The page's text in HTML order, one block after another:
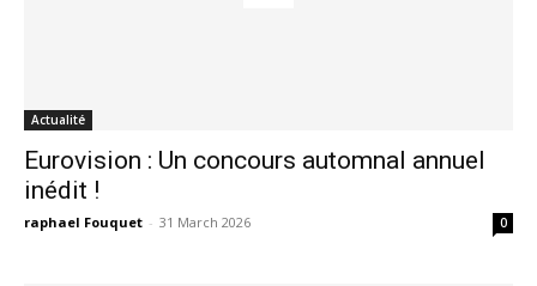
Actualité
Eurovision : Un concours automnal annuel
inédit !
raphael Fouquet - 31 March 2026 0